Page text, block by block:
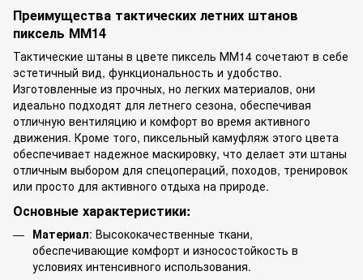
Преимущества тактических летних штанов
пиксель ММ14
Тактические штаны в цвете пиксель ММ14 сочетают в себе
эстетичный вид, функциональность и удобство.
Изготовленные из прочных, но легких материалов, они
идеально подходят для летнего сезона, обеспечивая
отличную вентиляцию и комфорт во время активного
движения. Кроме того, пиксельный камуфляж этого цвета
обеспечивает надежное маскировку, что делает эти штаны
отличным выбором для спецопераций, походов, тренировок
или просто для активного отдыха на природе.
Основные характеристики:
Материал: Высококачественные ткани,
обеспечивающие комфорт и износостойкость в
условиях интенсивного использования.